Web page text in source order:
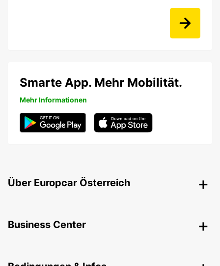
Smarte App. Mehr Mobilität.
Mehr Informationen
Über Europcar Österreich
Business Center